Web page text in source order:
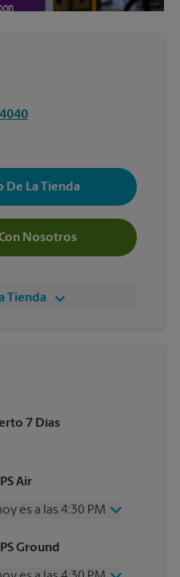
De La Tienda
Nosotros
Tienda
7 Días
Air
es a las 4:30 PM
Ground